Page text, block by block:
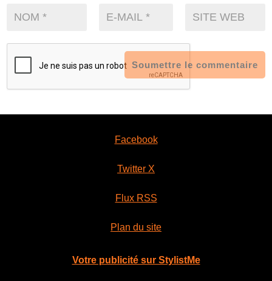
Soumettre le commentaire
Facebook
Twitter X
Flux RSS
Plan du site
Votre publicité sur StylistMe